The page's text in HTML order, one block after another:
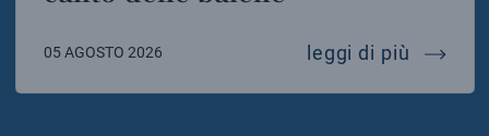
05 AGOSTO 2026 leggi di più al